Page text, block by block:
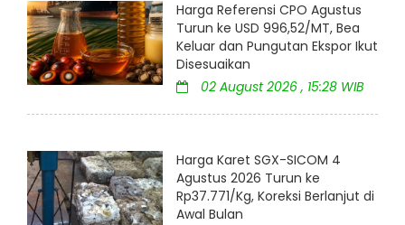
Harga Referensi CPO Agustus
Turun ke USD 996,52/MT, Bea
Keluar dan Pungutan Ekspor Ikut
Disesuaikan
02 August 2026 , 15:28 WIB
Harga Karet SGX-SICOM 4
Agustus 2026 Turun ke
Rp37.771/Kg, Koreksi Berlanjut di
Awal Bulan